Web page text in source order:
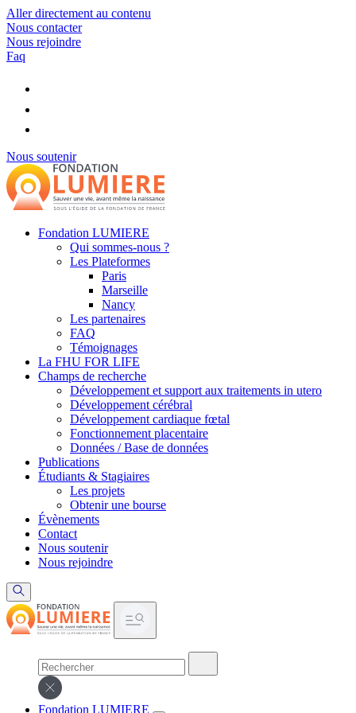
Aller directement au contenu
Nous contacter
Nous rejoindre
Faq
Nous soutenir
Fondation LUMIERE
Qui sommes-nous ?
Les Plateformes
Paris
Marseille
Nancy
Les partenaires
FAQ
Témoignages
La FHU FOR LIFE
Champs de recherche
Développement et support aux traitements in utero
Développement cérébral
Développement cardiaque fœtal
Fonctionnement placentaire
Données / Base de données
Publications
Étudiants & Stagiaires
Les projets
Obtenir une bourse
Évènements
Contact
Nous soutenir
Nous rejoindre
Fondation LUMIERE